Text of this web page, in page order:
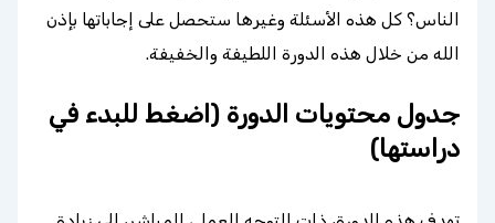
الناس؟ كل هذه الأسئلة وغيرها ستحصل على إجاباتها بإذن
الله من خلال هذه الدورة اللطيفة والخفيفة.
جدول محتويات الدورة (اضغط للبدء في
دراستها)